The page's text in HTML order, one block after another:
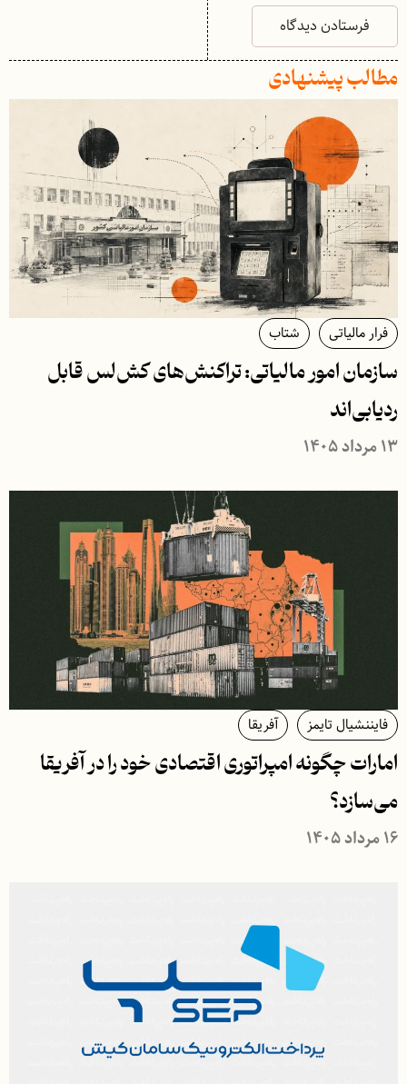
مطالب پیشنهادی
فرار مالیاتی شتاب
سازمان امور مالیاتی: تراکنش‌های کش‌لس قابل
ردیابی‌اند
۱۳ مرداد ۱۴۰۵
فایننشیال تایمز آفریقا
امارات چگونه امپراتوری اقتصادی خود را در آفریقا
می‌سازد؟
۱۶ مرداد ۱۴۰۵